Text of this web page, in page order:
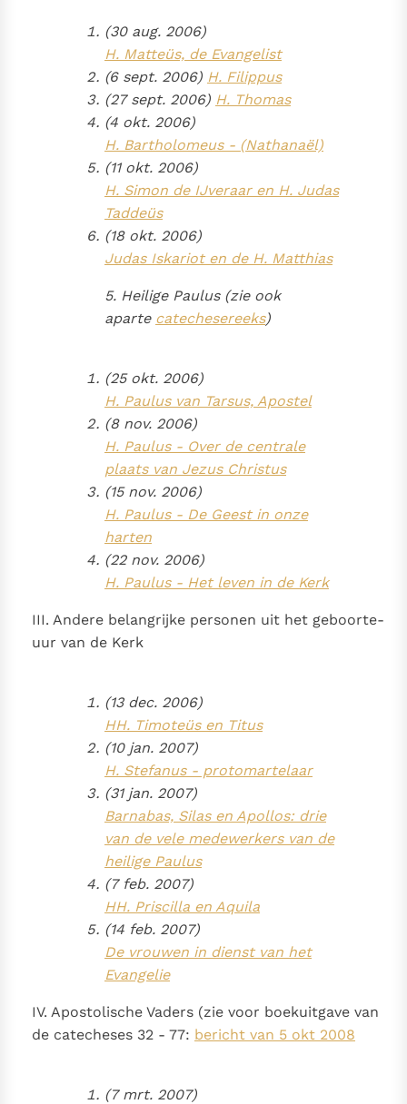
(30 aug. 2006)
H. Matteüs, de Evangelist
(6 sept. 2006) H. Filippus
(27 sept. 2006) H. Thomas
(4 okt. 2006)
H. Bartholomeus - (Nathanaël)
(11 okt. 2006)
H. Simon de IJveraar en H. Judas
Taddeüs
(18 okt. 2006)
Judas Iskariot en de H. Matthias
5. Heilige Paulus (zie ook
aparte catechesereeks)
(25 okt. 2006)
H. Paulus van Tarsus, Apostel
(8 nov. 2006)
H. Paulus - Over de centrale
plaats van Jezus Christus
(15 nov. 2006)
H. Paulus - De Geest in onze
harten
(22 nov. 2006)
H. Paulus - Het leven in de Kerk
III. Andere belangrijke personen uit het geboorte-
uur van de Kerk
(13 dec. 2006)
HH. Timoteüs en Titus
(10 jan. 2007)
H. Stefanus - protomartelaar
(31 jan. 2007)
Barnabas, Silas en Apollos: drie
van de vele medewerkers van de
heilige Paulus
(7 feb. 2007)
HH. Priscilla en Aquila
(14 feb. 2007)
De vrouwen in dienst van het
Evangelie
IV. Apostolische Vaders (zie voor boekuitgave van
de catecheses 32 - 77: bericht van 5 okt 2008
(7 mrt. 2007)